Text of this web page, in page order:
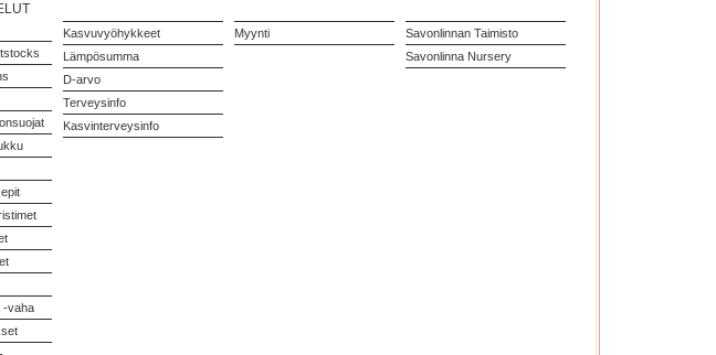
-vaha
Kasvuvyöhykkeet
Lämpösumma
D-arvo
Terveysinfo
Kasvinterveysinfo
Myynti
Savonlinnan Taimisto
Savonlinna Nursery